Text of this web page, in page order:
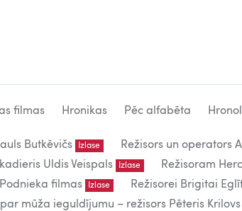
filmas Hronikas Pēc alfabēta
Butkēvičs Izlase Režisors un operators
Uldis Veispals Izlase Režisoram
Podnieka filmas Izlase Režisorei Brigitai
mūža ieguldījumu – režisors Pēteris Krilovs